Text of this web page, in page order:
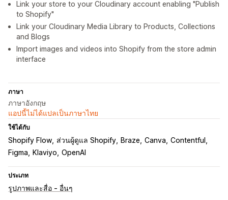
Link your store to your Cloudinary account enabling "Publish
to Shopify"
Link your Cloudinary Media Library to Products, Collections
and Blogs
Import images and videos into Shopify from the store admin
interface
ภาษา
ภาษาอังกฤษ
แอปนี้ไม่ได้แปลเป็นภาษาไทย
ใช้ได้กับ
Shopify Flow ส่วนผู้ดูแล Shopify Braze Canva Contentful
Figma
Klaviyo OpenAI
ประเภท
รูปภาพและสื่อ - อื่นๆ